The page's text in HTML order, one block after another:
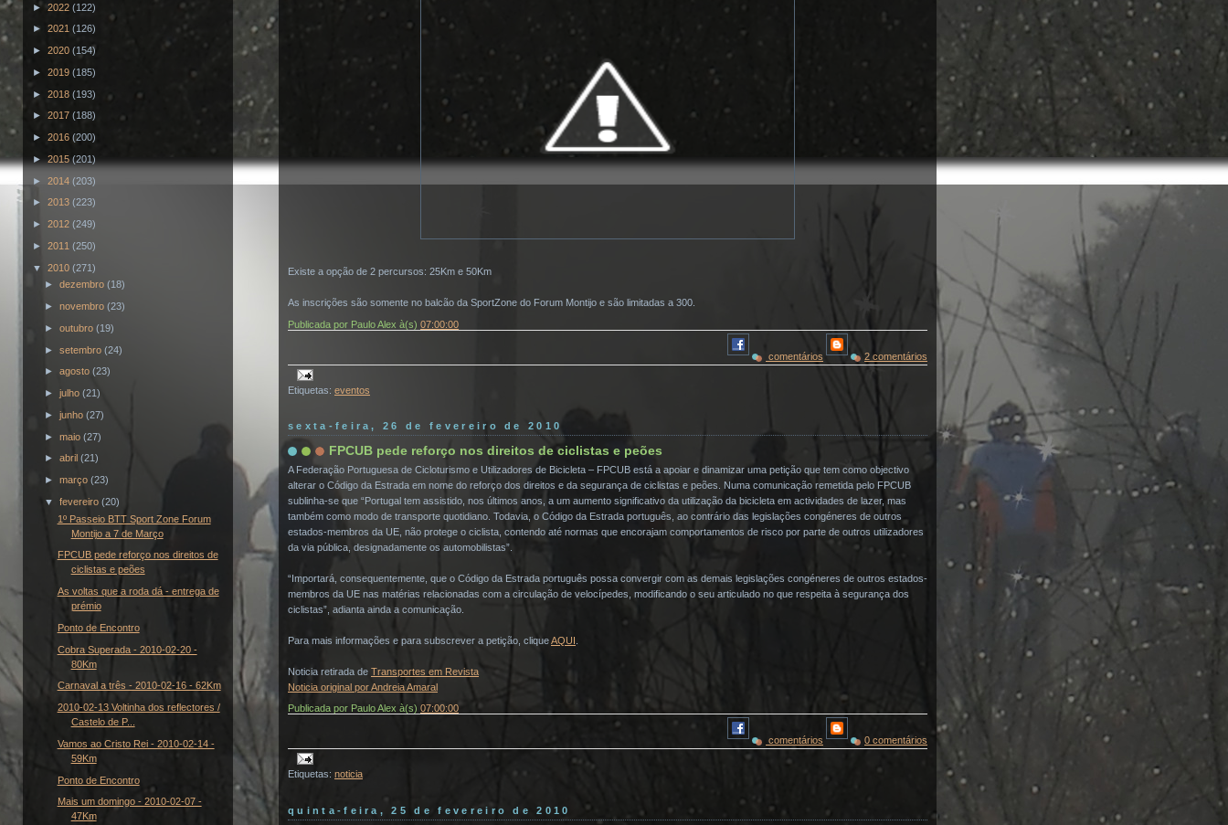
► 2022 (122)
► 2021 (126)
► 2020 (154)
► 2019 (185)
► 2018 (193)
► 2017 (188)
► 2016 (200)
► 2015 (201)
► 2014 (203)
► 2013 (223)
► 2012 (249)
► 2011 (250)
▼ 2010 (271)
►dezembro(18)
►novembro(23)
►outubro(19)
►setembro(24)
►agosto(23)
►julho(21)
►junho(27)
►maio(27)
►abril(21)
►março(23)
▼fevereiro(20)
1º Passeio BTT Sport Zone Forum
Montijo a 7 de Março
FPCUB pede reforço nos direitos de
ciclistas e peões
As voltas que a roda dá - entrega de
prémio
Ponto de Encontro
Cobra Superada - 2010-02-20 -
80Km
Carnaval a três - 2010-02-16 - 62Km
2010-02-13 Voltinha dos reflectores /
Castelo de P...
Vamos ao Cristo Rei - 2010-02-14 -
59Km
Ponto de Encontro
Mais um domingo - 2010-02-07 -
47Km
Existe a opção de 2 percursos: 25Km e 50Km
As inscrições são somente no balcão da SportZone do Forum Montijo e são limitadas a 300.
Publicada por Paulo Alex à(s) 07:00:00
comentários 2 comentários
Etiquetas: eventos
sexta-feira, 26 de fevereiro de 2010
FPCUB pede reforço nos direitos de ciclistas e peões
A Federação Portuguesa de Cicloturismo e Utilizadores de Bicicleta – FPCUB está a apoiar e dinamizar uma petição que tem como objectivo
alterar o Código da Estrada em nome do reforço dos direitos e da segurança de ciclistas e peões. Numa comunicação remetida pelo FPCUB
sublinha-se que “Portugal tem assistido, nos últimos anos, a um aumento significativo da utilização da bicicleta em actividades de lazer, mas
também como modo de transporte quotidiano. Todavia, o Código da Estrada português, ao contrário das legislações congéneres de outros
estados-membros da UE, não protege o ciclista, contendo até normas que encorajam comportamentos de risco por parte de outros utilizadores
da via pública, designadamente os automobilistas”.
“Importará, consequentemente, que o Código da Estrada português possa convergir com as demais legislações congéneres de outros estados-
membros da UE nas matérias relacionadas com a circulação de velocípedes, modificando o seu articulado no que respeita à segurança dos
ciclistas”, adianta ainda a comunicação.
Para mais informações e para subscrever a petição, cliqueAQUI
Noticia retirada de Transportes em Revista
Noticia original por Andreia Amaral
Publicada por Paulo Alex à(s) 07:00:00
comentários 0 comentários
Etiquetas: noticia
quinta-feira, 25 de fevereiro de 2010